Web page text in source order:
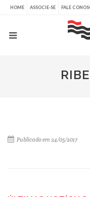
HOME ASSOCIE-SE FALE
Publicado em 24/05/2017